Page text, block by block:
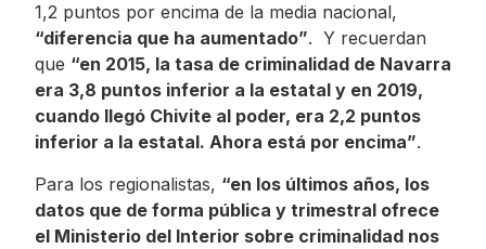
1,2 puntos por encima de la media nacional,
“diferencia que ha aumentado”. Y recuerdan
que “en 2015, la tasa de criminalidad de Navarra
era 3,8 puntos inferior a la estatal y en 2019,
cuando llegó Chivite al poder, era 2,2 puntos
inferior a la estatal. Ahora está por encima”.
Para los regionalistas, “en los últimos años, los
datos que de forma pública y trimestral ofrece
el Ministerio del Interior sobre criminalidad nos